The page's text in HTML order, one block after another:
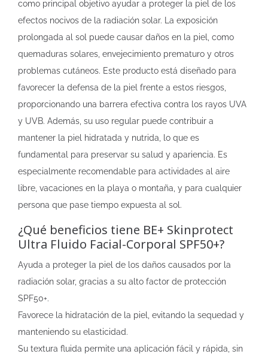
como principal objetivo ayudar a proteger la piel de los
efectos nocivos de la radiación solar. La exposición
prolongada al sol puede causar daños en la piel, como
quemaduras solares, envejecimiento prematuro y otros
problemas cutáneos. Este producto está diseñado para
favorecer la defensa de la piel frente a estos riesgos,
proporcionando una barrera efectiva contra los rayos UVA
y UVB. Además, su uso regular puede contribuir a
mantener la piel hidratada y nutrida, lo que es
fundamental para preservar su salud y apariencia. Es
especialmente recomendable para actividades al aire
libre, vacaciones en la playa o montaña, y para cualquier
persona que pase tiempo expuesta al sol.
¿Qué beneficios tiene BE+ Skinprotect
Ultra Fluido Facial-Corporal SPF50+?
Ayuda a proteger la piel de los daños causados por la
radiación solar, gracias a su alto factor de protección
SPF50+.
Favorece la hidratación de la piel, evitando la sequedad y
manteniendo su elasticidad.
Su textura fluida permite una aplicación fácil y rápida, sin